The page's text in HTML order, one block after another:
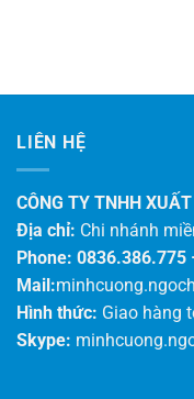
LIÊN HỆ
CÔNG TY TNHH
Địa chỉ: Chi nhánh
Phone: 0836.386.775
Mail:
Hình thức: Giao hàng
Skype: